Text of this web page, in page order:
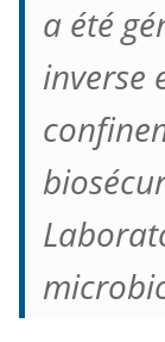
a été
inverse